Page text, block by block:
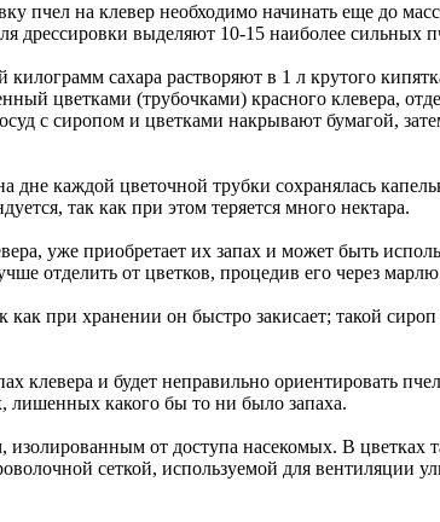
пчел на клевер необходимо начинать еще до
дрессировки выделяют 10-15 наиболее
сахара растворяют в 1 л крутого
цветками (трубочками) красного клевера,
с сиропом и цветками накрывают бумагой,
дне каждой цветочной трубки сохранялась
так как при этом теряется много нектара.
уже приобретает их запах и может быть
отделить от цветков, процедив его через
при хранении он быстро закисает; такой
клевера и будет неправильно ориентировать
какого бы то ни было запаха.
от доступа насекомых. В цветках
сеткой, используемой для